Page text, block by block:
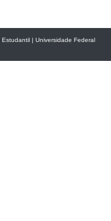
Estudantil | Universidade Federal